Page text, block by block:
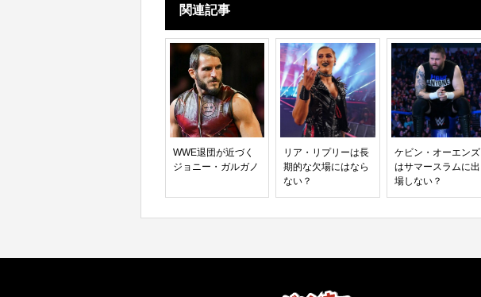
関連記事
WWE退団が近づく
ジョニー・ガルガノ
リア・リプリーは長
期的な欠場にはなら
ない？
ケビン・オーエンズ
はサマースラムに出
場しない？